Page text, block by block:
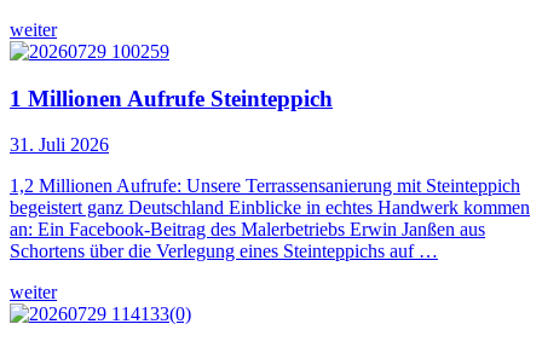
weiter
1 Millionen Aufrufe Steinteppich
31. Juli 2026
1,2 Millionen Aufrufe: Unsere Terrassensanierung mit Steinteppich
begeistert ganz Deutschland Einblicke in echtes Handwerk kommen
an: Ein Facebook-Beitrag des Malerbetriebs Erwin Janßen aus
Schortens über die Verlegung eines Steinteppichs auf …
weiter